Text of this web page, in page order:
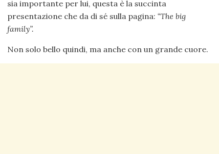
sia importante per lui, questa è la succinta
presentazione che da di sé sulla pagina: “The big
family”.
Non solo bello quindi, ma anche con un grande cuore.